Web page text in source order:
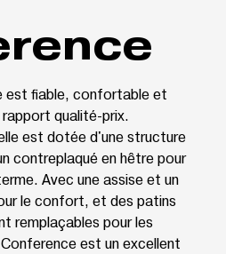
est fiable, confortable et
qualité-prix.
est dotée d'une structure
contreplaqué en hêtre pour
Avec une assise et un
le confort, et des patins
remplaçables pour les
est un excellent